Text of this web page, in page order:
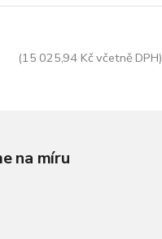
(15 025,94 Kč včetně DPH)
l
na míru